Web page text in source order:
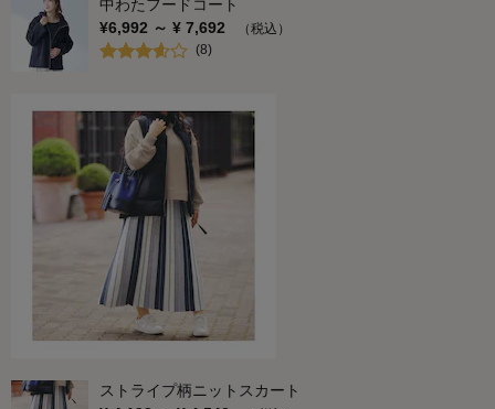
中わたフードコート
¥6,992 ～ ¥ 7,692
（税込）
(8)
ストライプ柄ニットスカート